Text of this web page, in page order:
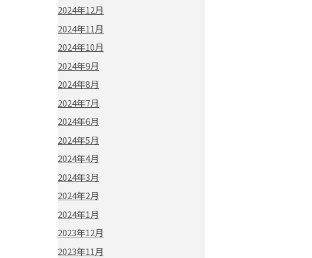
2024年12月
2024年11月
2024年10月
2024年9月
2024年8月
2024年7月
2024年6月
2024年5月
2024年4月
2024年3月
2024年2月
2024年1月
2023年12月
2023年11月